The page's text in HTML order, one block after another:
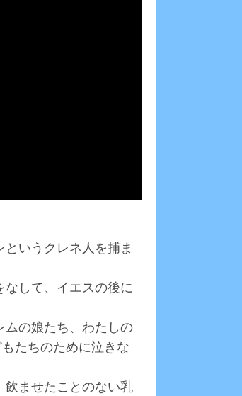
いうクレネ人を捕ま
して、イエスの後に
ムの娘たち、わたしの
たちのために泣きな
飲ませたことのない乳